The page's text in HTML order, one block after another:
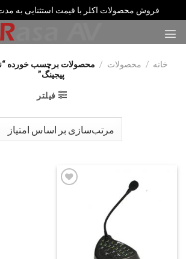
فروش محصولات اکلر با قیمت استثنایی به
خانه / محصولات / محصولات برچسب خورده
پیجینگ”
فیلتر